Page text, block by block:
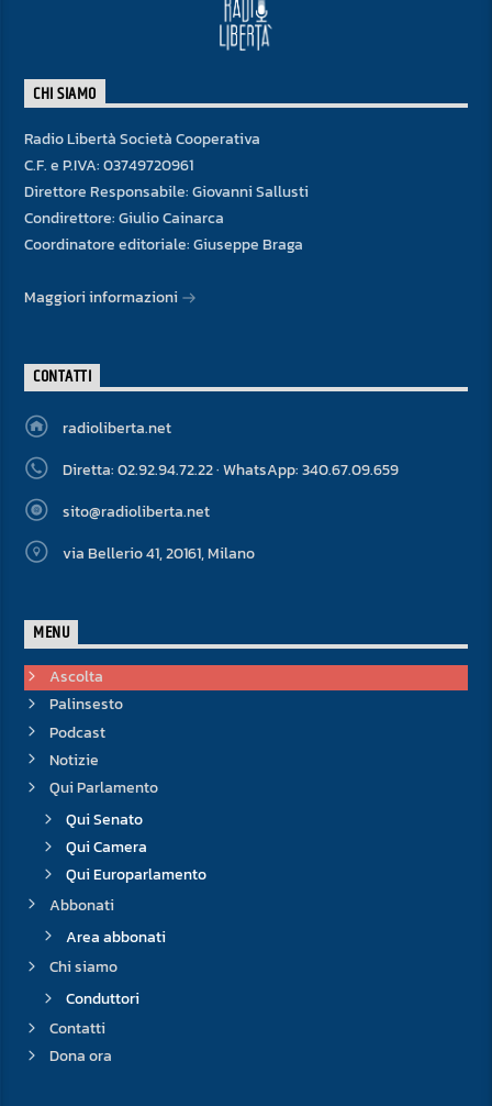
CHI SIAMO
Radio Libertà Società Cooperativa
C.F. e P.IVA: 03749720961
Direttore Responsabile: Giovanni Sallusti
Condirettore: Giulio Cainarca
Coordinatore editoriale: Giuseppe Braga
Maggiori informazioni
CONTATTI
radioliberta.net
Diretta: 02.92.94.72.22 · WhatsApp: 340.67.09.659
sito@radioliberta.net
via Bellerio 41, 20161, Milano
MENU
Ascolta
Palinsesto
Podcast
Notizie
Qui Parlamento
Qui Senato
Qui Camera
Qui Europarlamento
Abbonati
Area abbonati
Chi siamo
Conduttori
Contatti
Dona ora